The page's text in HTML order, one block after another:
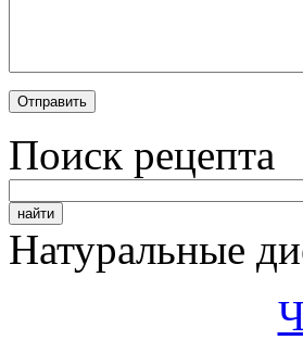
Поиск рецепта
Натуральные